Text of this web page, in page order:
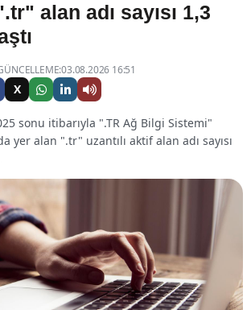
alan adı sayısı 1,3
16:51
X
sonu itibarıyla ".TR Ağ Bilgi Sistemi"
yer alan ".tr" uzantılı aktif alan adı sayısı